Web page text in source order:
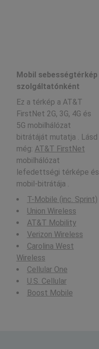
Mobil sebességtérkép
szolgáltatónként
Ez a térkép a AT&T
FirstNet 2G, 3G, 4G és
5G mobilhálózat
bitrátáját mutatja . Lásd
még: AT&T FirstNet
mobilhálózat
lefedettségi térképe és
mobil-bitrátája .
T-Mobile (inc. Sprint)
Union Wireless
AT&T Mobility
Verizon Wireless
Carolina West
Wireless
Cellular One
U.S. Cellular
Boost Mobile